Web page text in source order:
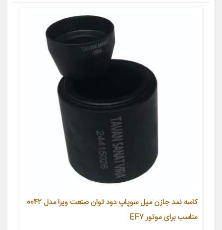
کاسه نمد جازن میل سوپاپ دود توان صنعت ویرا مدل 0042
مناسب برای موتور EF7